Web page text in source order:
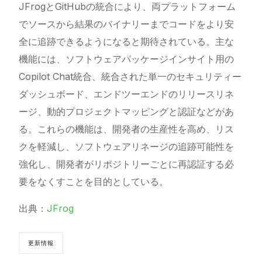
JFrogとGitHubの統合により、両プラットフォーム
でソースから結果のバイナリーまでコードをより安
全に追跡できるようになると期待されている。主な
機能には、ソフトウェアパッケージインサイト用の
Copilot Chat統合、統合された単一のセキュリティー
ダッシュボード、エンドツーエンドのリリースリネ
ージ、動的プロジェクトマッピングと認証などがあ
る。これらの機能は、開発者の生産性を高め、リス
クを軽減し、ソフトウェアリネージの追跡可能性を
強化し、開発者がリポジトリーごとに再認証する必
要をなくすことを目的としている。
出典：JFrog
更新情報